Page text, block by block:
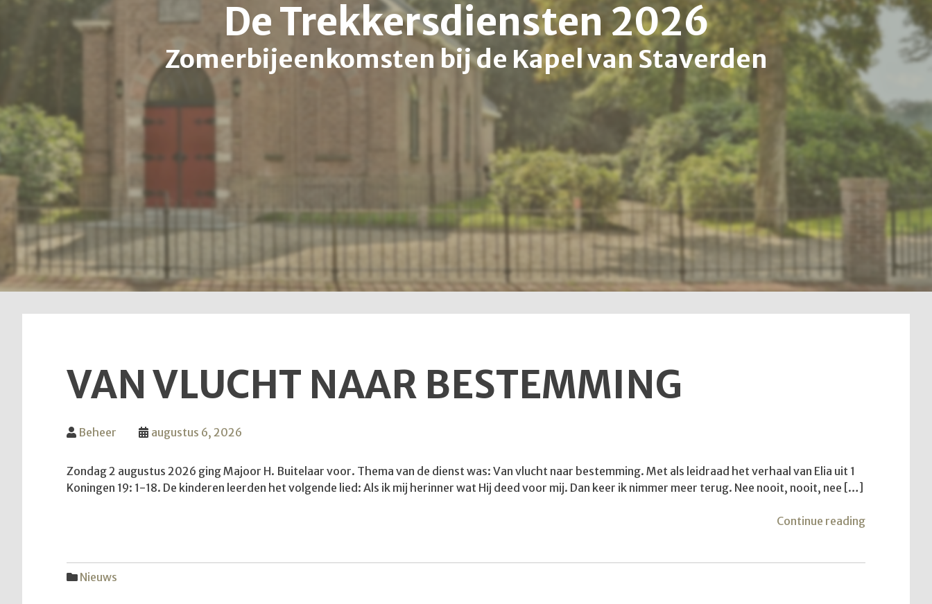
De Trekkersdiensten 2026
Zomerbijeenkomsten bij de Kapel van Staverden
VAN VLUCHT NAAR BESTEMMING
Beheer augustus 6, 2026
Zondag 2 augustus 2026 ging Majoor H. Buitelaar voor. Thema van de dienst was: Van vlucht naar bestemming. Met als leidraad het verhaal van Elia uit 1
Koningen 19: 1-18. De kinderen leerden het volgende lied: Als ik mij herinner wat Hij deed voor mij. Dan keer ik nimmer meer terug. Nee nooit, nooit, nee […]
Continue reading"Van
Nieuws